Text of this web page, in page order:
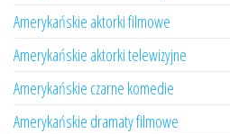
Amerykańskie aktorki filmowe
Amerykańskie aktorki telewizyjne
Amerykańskie czarne komedie
Amerykańskie dramaty filmowe